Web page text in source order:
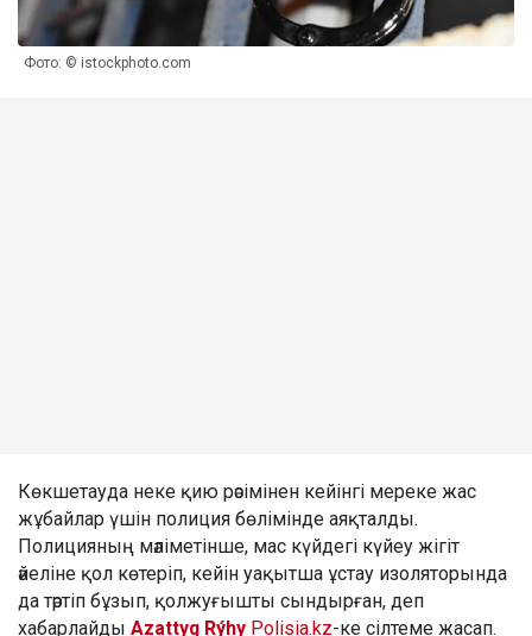
Фото: © istockphoto.com
Көкшетауда неке қию рәсімінен кейінгі мереке жас
жұбайлар үшін полиция бөлімінде аяқталды.
Полицияның мәліметінше, мас күйдегі күйеу жігіт
әйеліне қол көтеріп, кейін уақытша ұстау изоляторында
да тәртіп бұзып, қолжуғышты сындырған, деп
хабарлайды Azattyq Rýhy Polisia.kz-ке сілтеме жасап.